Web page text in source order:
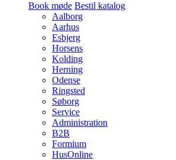
Book møde Bestil katalog
Aalborg
Aarhus
Esbjerg
Horsens
Kolding
Herning
Odense
Ringsted
Søborg
Service
Administration
B2B
Formium
HusOnline